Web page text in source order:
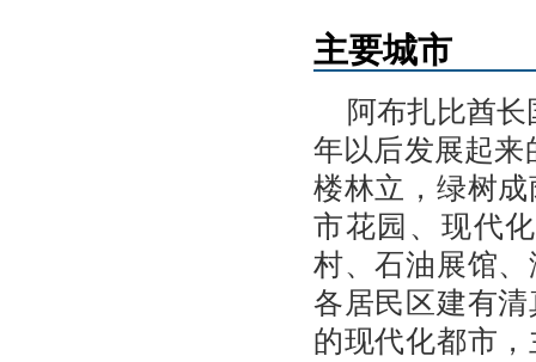
主要城市
阿布扎比酋
年以后发展起来
楼林立，绿树
市花园、现代
村、石油展馆
各居民区建有
的现代化都市